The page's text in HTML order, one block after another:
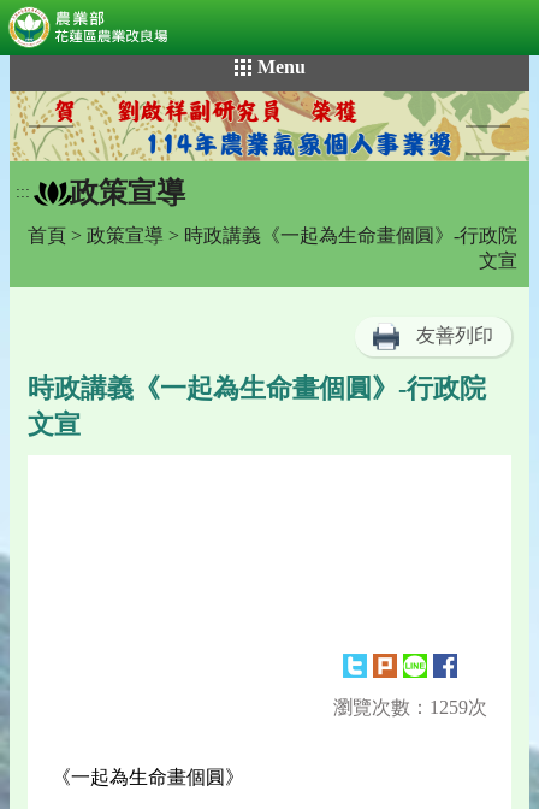
到
主
要
內
容
Menu
::: 政策宣導
首頁 > 政策宣導 > 時政講義《一起為生命畫個圓》-行政院
文宣
友善列印
時政講義《一起為生命畫個圓》-行政院
文宣
瀏覽次數：1259次
《一起為生命畫個圓》